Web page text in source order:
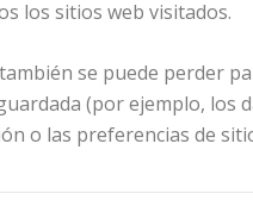
los sitios web visitados.
se puede perder
(por ejemplo, los
o las preferencias de